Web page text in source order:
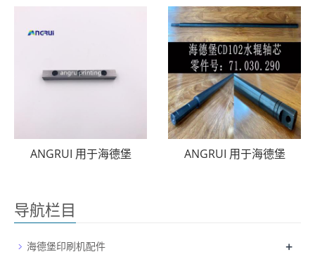
ANGRUI 用于海德堡 ANGRUI 用于海德堡
导航栏目
海德堡印刷机配件 +